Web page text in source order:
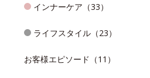
インナーケア（33）
ライフスタイル（23）
お客様エピソード（11）